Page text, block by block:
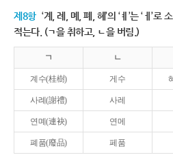
제8항 ‘계, 례, 몌, 폐, 혜’의 ‘ㅖ’는 ‘ㅔ’로
적는다. (ㄱ을 취하고, ㄴ을 버림.)
ㄱ ㄴ
계수(桂樹) 게수
사례(謝禮) 사레
연몌(連袂) 연메
폐품(廢品) 페품